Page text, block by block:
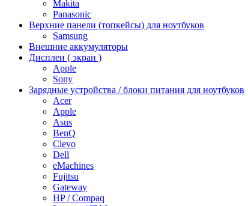
Makita
Panasonic
Верхние панели (топкейсы) для ноутбуков
Samsung
Внешние аккумуляторы
Дисплеи ( экран )
Apple
Sony
Зарядные устройства / блоки питания для ноутбуков
Acer
Apple
Asus
BenQ
Clevo
Dell
eMachines
Fujitsu
Gateway
HP / Compaq